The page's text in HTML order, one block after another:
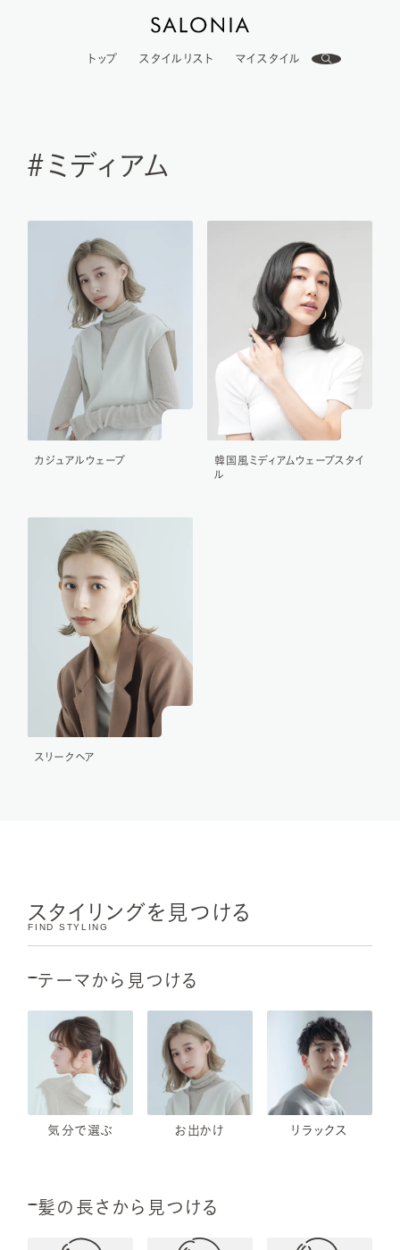
トップ スタイルリスト マイスタイル
#ミディアム
カジュアルウェーブ
韓国風ミディアムウェーブスタイ
ル
スリークヘア
スタイリングを見つける
FIND STYLING
テーマから見つける
気分で選ぶ お出かけ リラックス
髪の長さから見つける